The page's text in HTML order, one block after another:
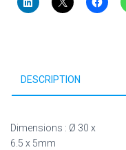
DESCRIPTION
Dimensions : Ø 30 x
6.5 x 5mm